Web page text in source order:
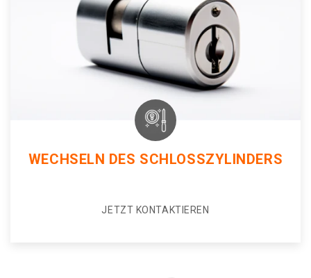
WECHSELN DES SCHLOSSZYLINDERS
JETZT KONTAKTIEREN